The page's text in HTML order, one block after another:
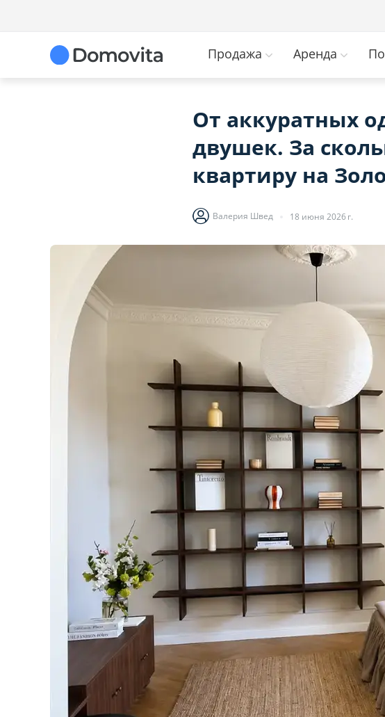
Продажа Аренда
От аккуратных
двушек. За
квартиру на
Валерия Швед 18 июня 2026 г.